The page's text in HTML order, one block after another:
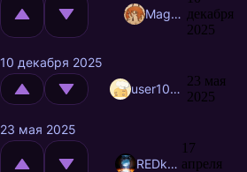
MagnificentMrFox декабря
2025
10 декабря 2025
user10728366
23 мая
2025
23 мая 2025
REDkayaNPR
17
апреля